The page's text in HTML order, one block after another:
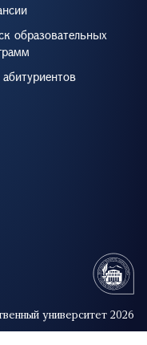
образовательных
университет 2026